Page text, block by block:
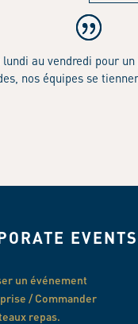
au vendredi pour
nos équipes se
EVENTS
un événement
/ Commander
repas.